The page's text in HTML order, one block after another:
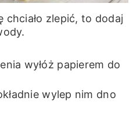
chciało zlepić, to dodaj
wyłóż papierem do
wylep nim dno